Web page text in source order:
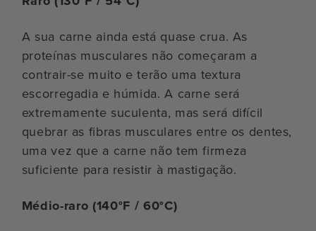
A sua carne ainda está quase crua. As
proteínas musculares não começaram a
contrair-se muito e terão uma textura
escorregadia e húmida. A carne será
extremamente suculenta, mas será difícil
quebrar as fibras musculares entre os dentes,
uma vez que a carne não tem firmeza
suficiente para resistir à mastigação.
Médio-raro (140°F / 60°C)